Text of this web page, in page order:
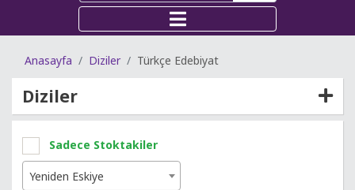
Anasayfa Diziler Türkçe Edebiyat
Diziler
Sadece Stoktakiler
Yeniden Eskiye